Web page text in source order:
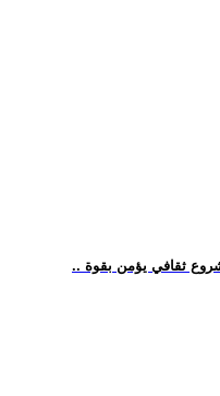
ثقافي يؤمن بقوة